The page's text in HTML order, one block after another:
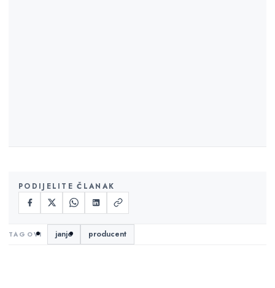
PODIJELITE ČLANAK
janjo producent